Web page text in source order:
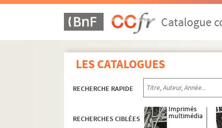
Catalogue
LES CATALOGUES
RECHERCHE RAPIDE
RECHERCHES CIBLÉES
Imprimés
multimédia